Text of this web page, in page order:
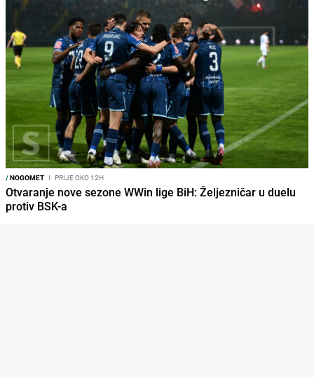
/NOGOMET I PRIJE OKO 12H
Otvaranje nove sezone WWin lige BiH: Željezničar u duelu
protiv BSK-a